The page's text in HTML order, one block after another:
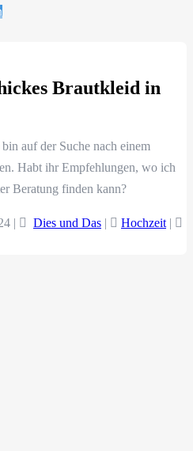
Brautkleid in
auf der Suche nach einem
Habt ihr Empfehlungen, wo ich
Beratung finden kann?
| Dies und Das | Hochzeit|